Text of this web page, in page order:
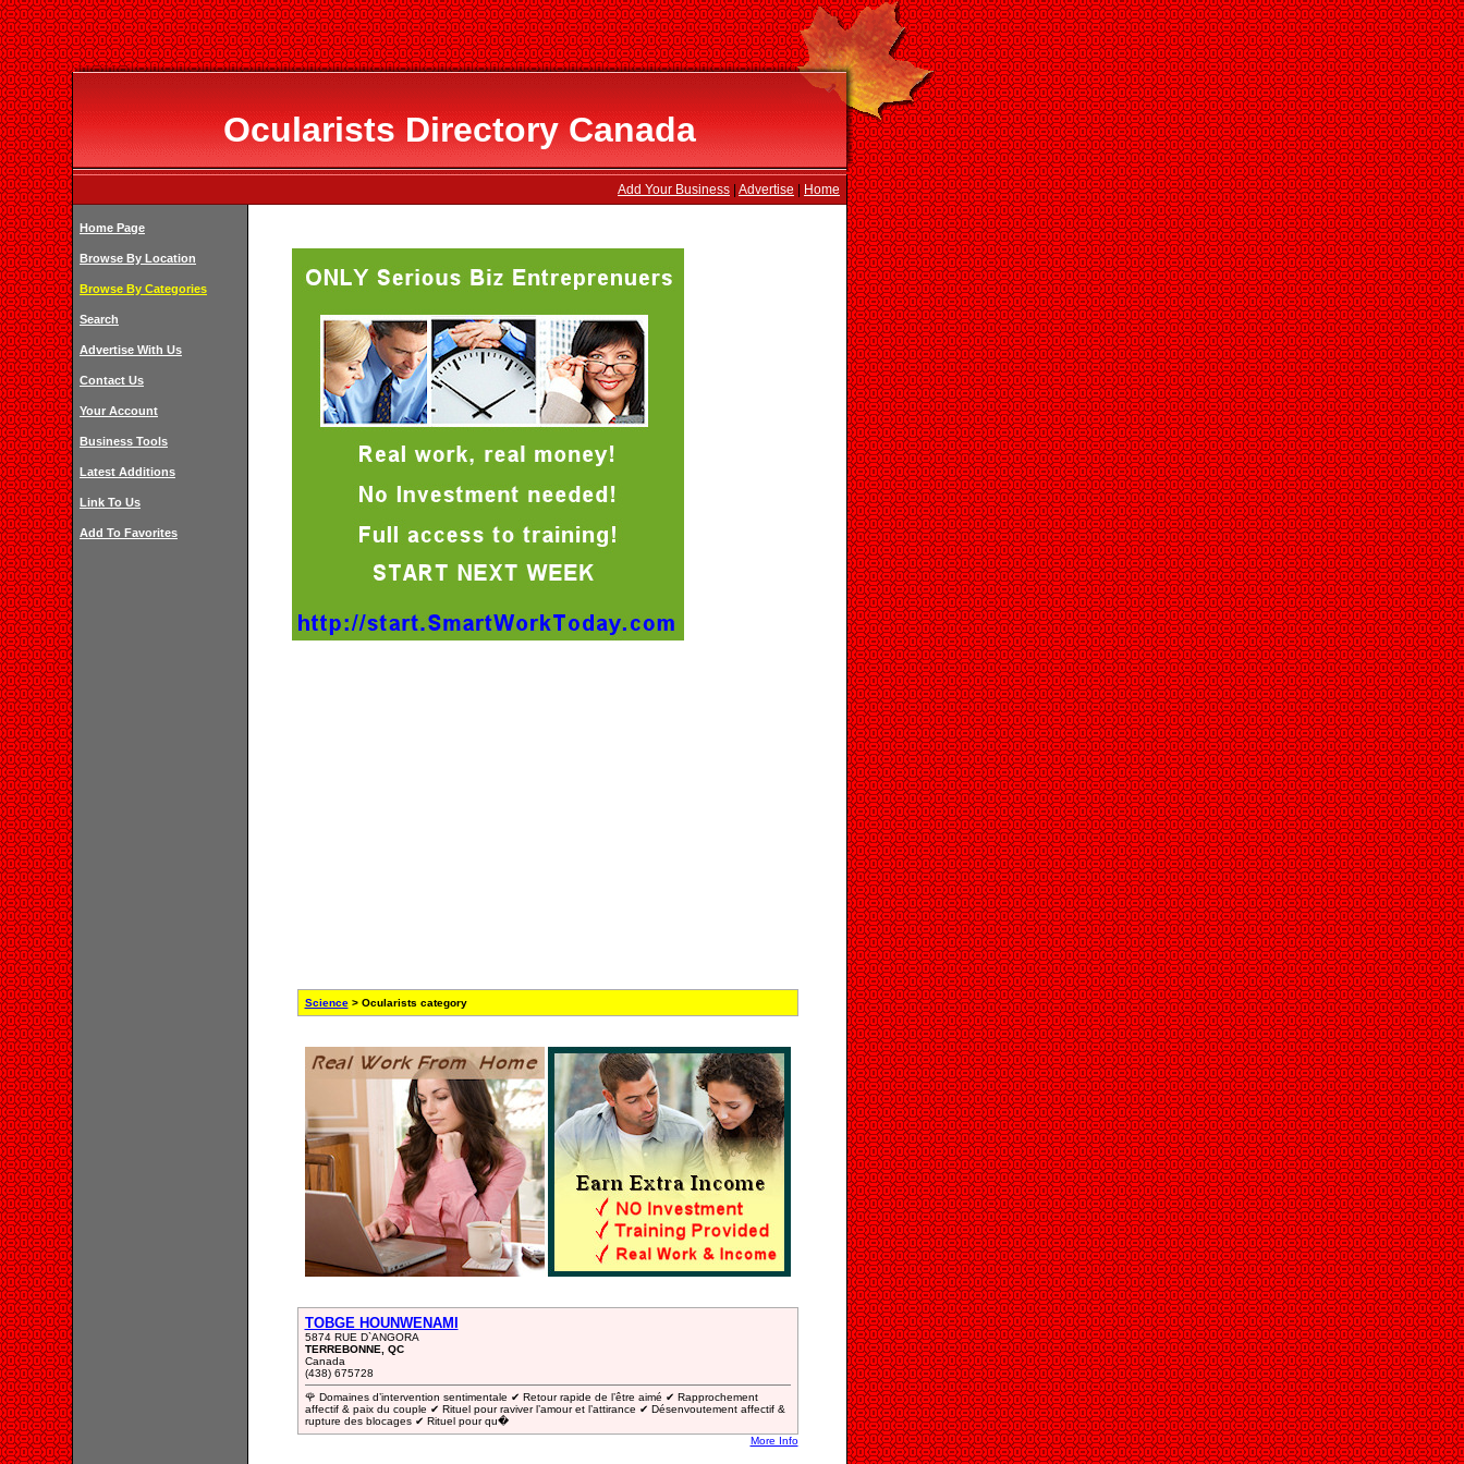
Ocularists Directory Canada
Add Your Business Advertise Home
Home Page
Browse By Location
Browse By Categories
Search
Advertise With Us
Contact Us
Your Account
Business Tools
Latest Additions
Link To Us
Add To Favorites
Science> Ocularists category
TOBGE HOUNWENAMI
5874 RUE D`ANGORA
TERREBONNE, QC
Canada
(438) 675728
🌹 Domaines d’intervention sentimentale ✔ Retour rapide de l’être aimé ✔ Rapprochement
affectif & paix du couple ✔ Rituel pour raviver l’amour et l’attirance ✔ Désenvoutement affectif &
rupture des blocages ✔ Rituel pour qu�
More Info